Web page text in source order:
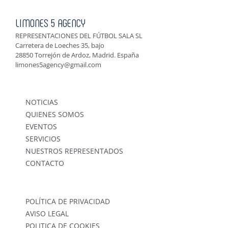
LIMONES 5 AGENCY
REPRESENTACIONES DEL FÚTBOL SALA SL
Carretera de Loeches 35, bajo
28850 Torrejón de Ardoz, Madrid. España
limones5agency@gmail.com
NOTICIAS
QUIENES SOMOS
EVENTOS
SERVICIOS
NUESTROS REPRESENTADOS
CONTACTO
POLÍTICA DE PRIVACIDAD
AVISO LEGAL
POLITICA DE COOKIES